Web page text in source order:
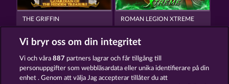
THE GRIFFIN ROMAN LEGION XTREME
Vi bryr oss om din integritet
Vi och våra887 partners lagrar och får tillgång till
personuppgifter som webbläsardata eller unika identifierare på din
enhet . Genom att välja Jag accepterar tillåter du att